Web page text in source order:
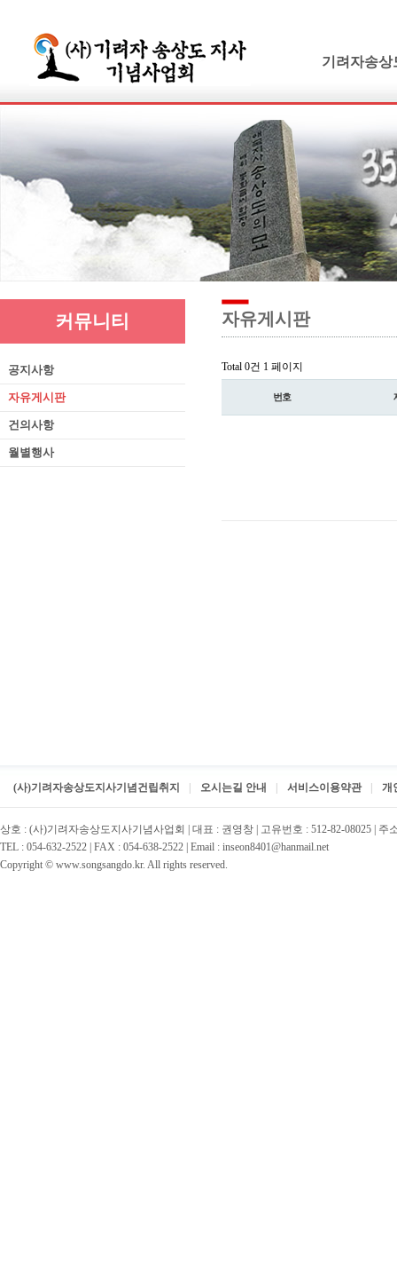
기려자송상
연보 및 가계
기려수필집
생애와사상
유묵과유품
연혁지
추모의글
커뮤니티
공지사항
자유게시판
건의사항
월별행사
자유게시판
Total 0건 1 페이지
번호
(사)기려자송상도지사기념건립취지 오시는길 안내 서비스이용약관 개
상호 : (사)기려자송상도지사기념사업회 | 대표 : 권영창 | 고유번호 : 512-82-08025 |
TEL : 054-632-2522 | FAX : 054-638-2522 | Email : inseon8401@hanmail.net
Copyright © www.songsangdo.kr. All rights reserved.